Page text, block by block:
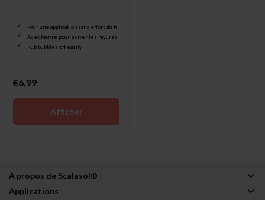
Pour une application sans effort du film pour vitrage
Avec feutre pour éviter les rayures
Rub bubbles off easily
€6,99
Afficher
À propos de Scalasol®
Applications